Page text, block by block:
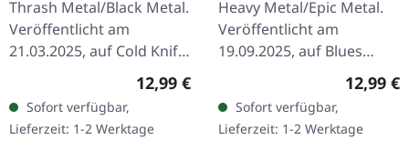
Thrash Metal/Black Metal.
Veröffentlicht am
21.03.2025, auf Cold Knife
Records. Rote Kassette
mit schwarzem Aufdruck
in klarer Norelco-Box mit
einem…
Regulärer Preis:
12,99 €
Sofort verfügbar,
Lieferzeit: 1-2 Werktage
Heavy Metal/Epic Metal.
Veröffentlicht am
19.09.2025, auf Blues
Funeral Recordings. CD
im 6-seitigen DigiPak. Das
mittelalterliche…
12,99 €
Sofort verfügbar,
Lieferzeit: 1-2 Werktage